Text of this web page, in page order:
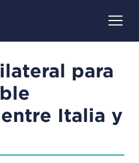
para
Italia y